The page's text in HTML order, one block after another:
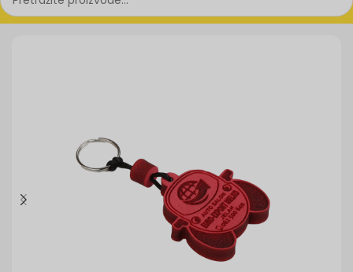
Početna Privjesci